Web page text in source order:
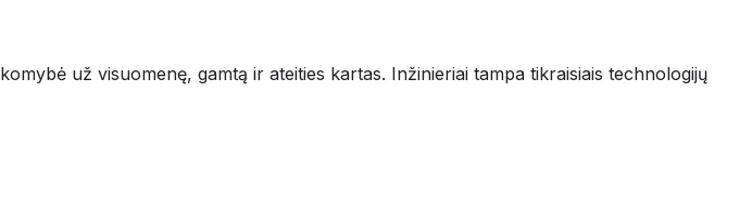
už visuomenę, gamtą ir ateities kartas. Inžinieriai tampa tikraisiais technologijų